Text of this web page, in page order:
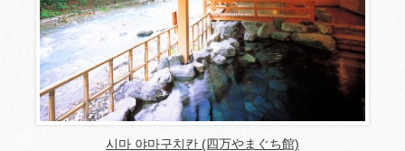
시마 야마구치칸 (四万やまぐち館)